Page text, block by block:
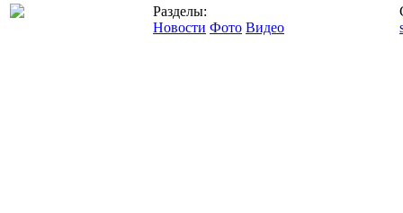
Разделы:
Новости Фото Видео